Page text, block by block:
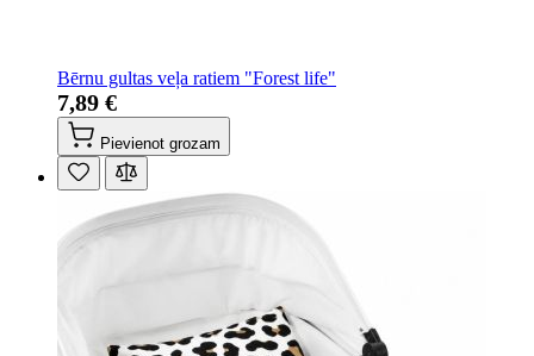
Bērnu gultas veļa ratiem "Forest life"
7,89 €
Pievienot grozam